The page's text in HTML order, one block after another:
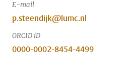
E-mail
p.steendijk@lumc.nl
ORCID iD
0000-0002-8454-4499